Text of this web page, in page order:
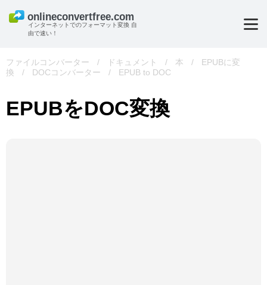
インターネットでのフォーマット変換 自
由で速い！
ファイルコンバーター / ドキュメント / 本 /
EPUBに変
換
/ DOCコンバーター / EPUB to DOC
EPUBをDOC変換